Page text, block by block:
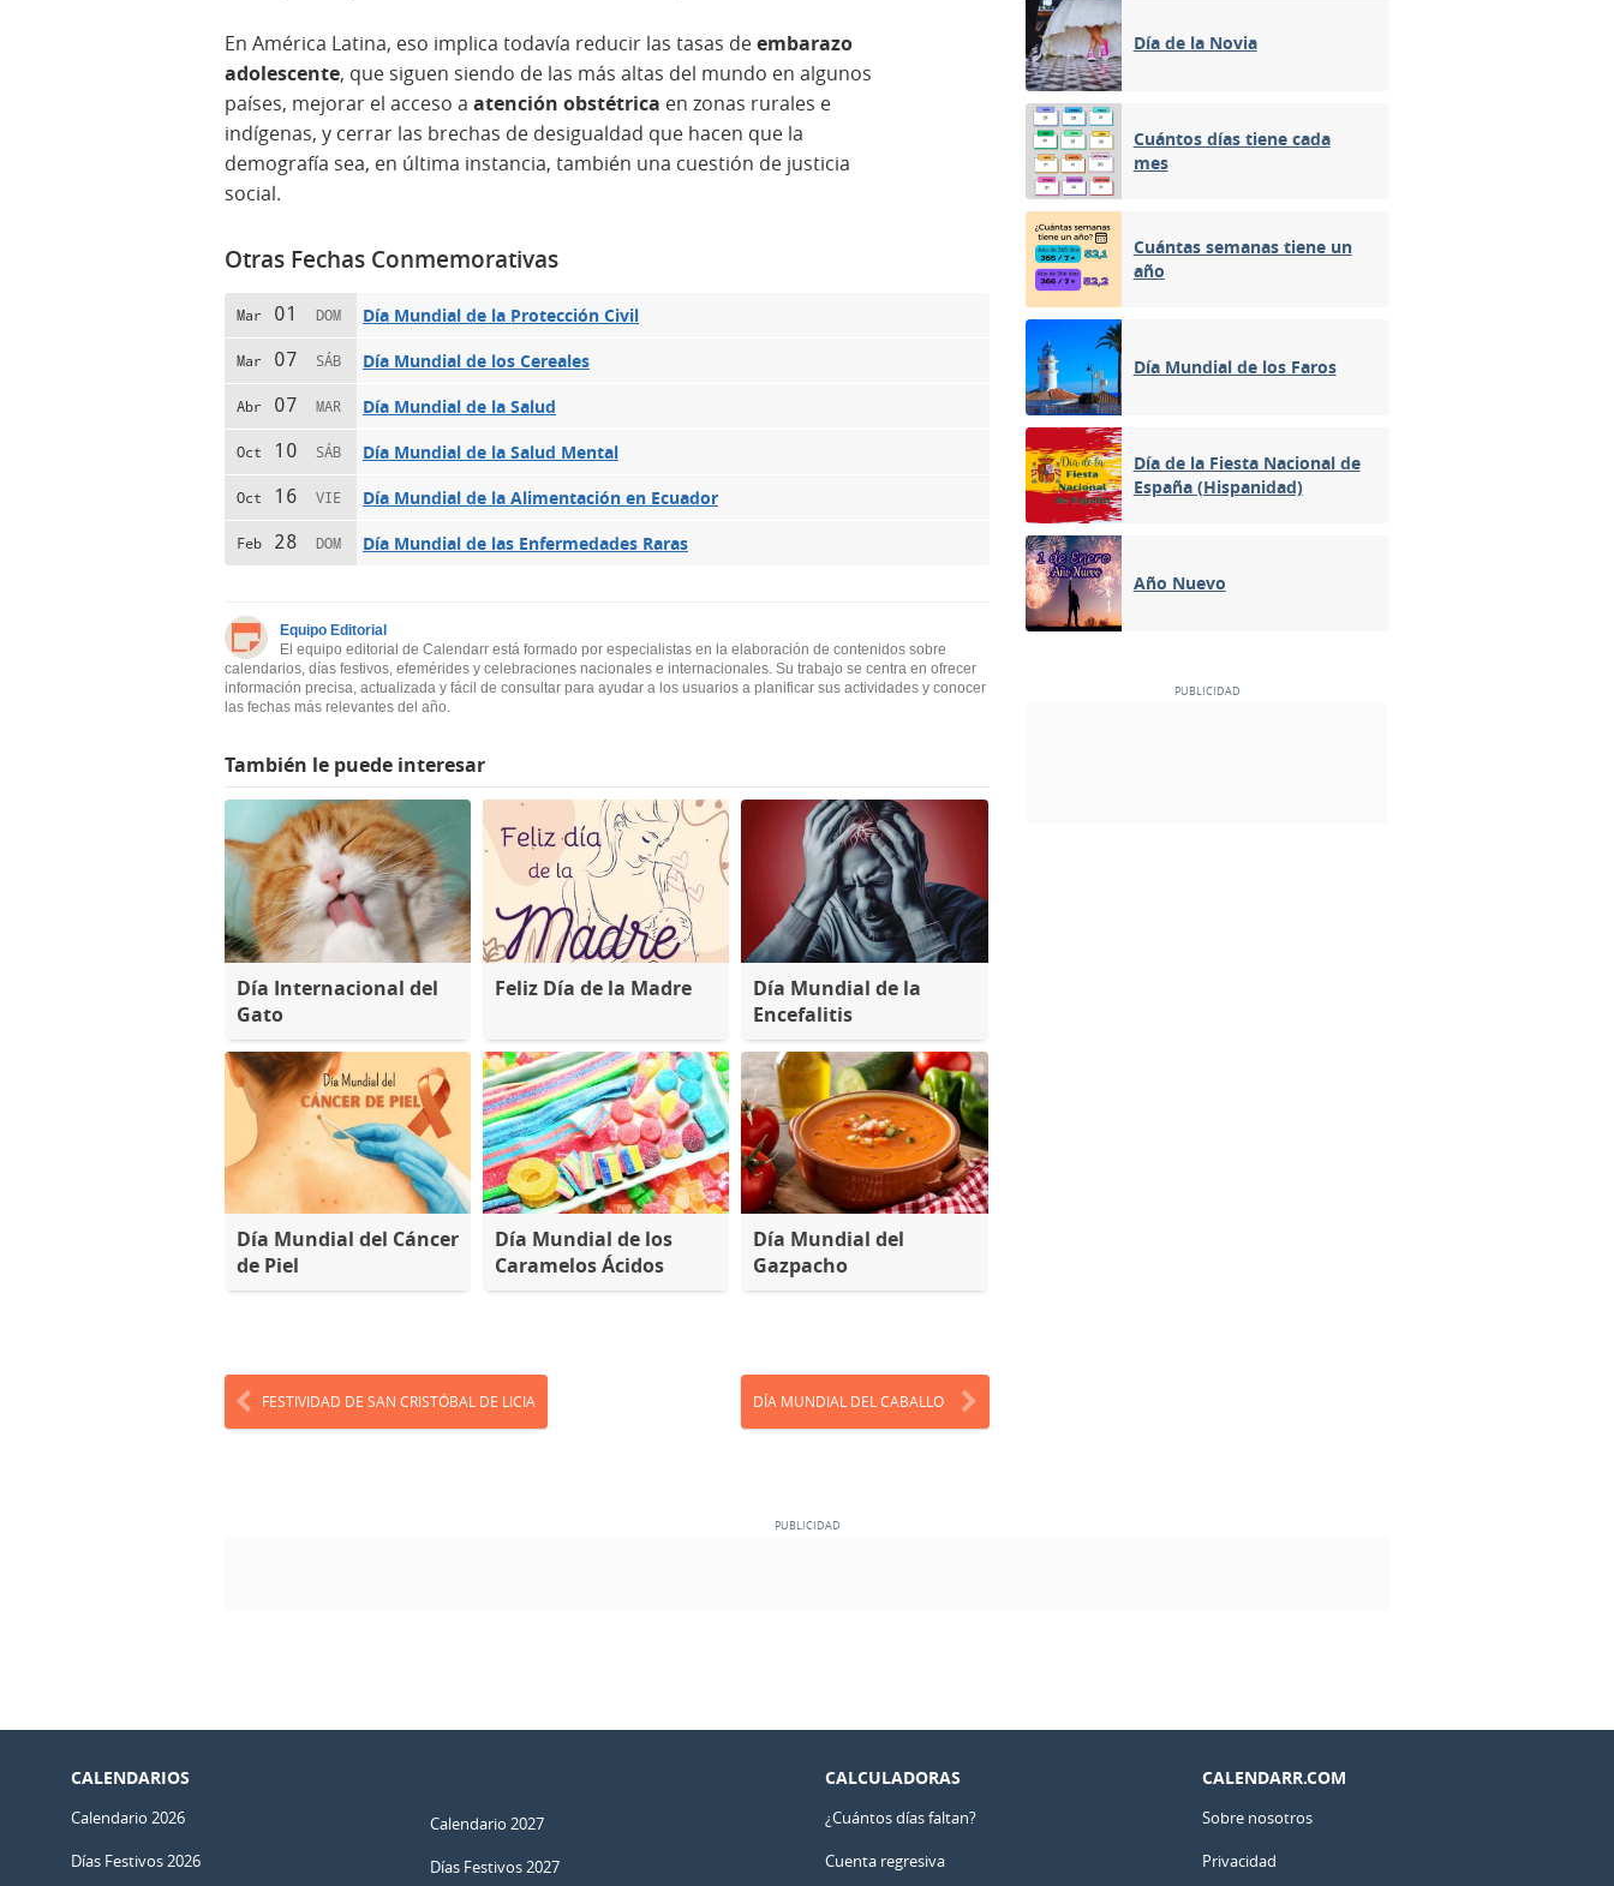
En América Latina, eso implica todavía reducir las tasas deembarazo
adolescente, que siguen siendo de las más altas del mundo en algunos
países, mejorar el acceso a atención obstétrica en zonas rurales e
indígenas, y cerrar las brechas de desigualdad que hacen que la
demografía sea, en última instancia, también una cuestión de justicia
social.
Otras Fechas Conmemorativas
Mar 01 DOM Día Mundial de la Protección Civil
Mar 07 SÁB Día Mundial de los Cereales
Abr 07 MAR Día Mundial de la Salud
Oct 10 SÁB Día Mundial de la Salud Mental
Oct 16 VIE Día Mundial de la Alimentación en Ecuador
Feb 28 DOM Día Mundial de las Enfermedades Raras
Equipo Editorial
El equipo editorial de Calendarr está formado por especialistas en la elaboración de contenidos sobre
calendarios, días festivos, efemérides y celebraciones nacionales e internacionales. Su trabajo se centra en ofrecer
información precisa, actualizada y fácil de consultar para ayudar a los usuarios a planificar sus actividades y conocer
las fechas más relevantes del año.
También le puede interesar
Día Internacional del
Gato
Feliz Día de la Madre
Día Mundial de la
Encefalitis
Día Mundial del Cáncer
de Piel
Día Mundial de los
Caramelos Ácidos
Día Mundial del
Gazpacho
FESTIVIDAD DE SAN CRISTÓBAL DE LICIA DÍA MUNDIAL DEL CABALLO
Día de la Novia
Cuántos días tiene cada
mes
Cuántas semanas tiene un
año
Día Mundial de los Faros
Día de la Fiesta Nacional de
España (Hispanidad)
Año Nuevo
CALENDARIOS
Calendario 2026
Días Festivos 2026
Calendario 2027
Días Festivos 2027
CALCULADORAS
¿Cuántos días faltan?
Cuenta regresiva
CALENDARR.COM
Sobre nosotros
Privacidad